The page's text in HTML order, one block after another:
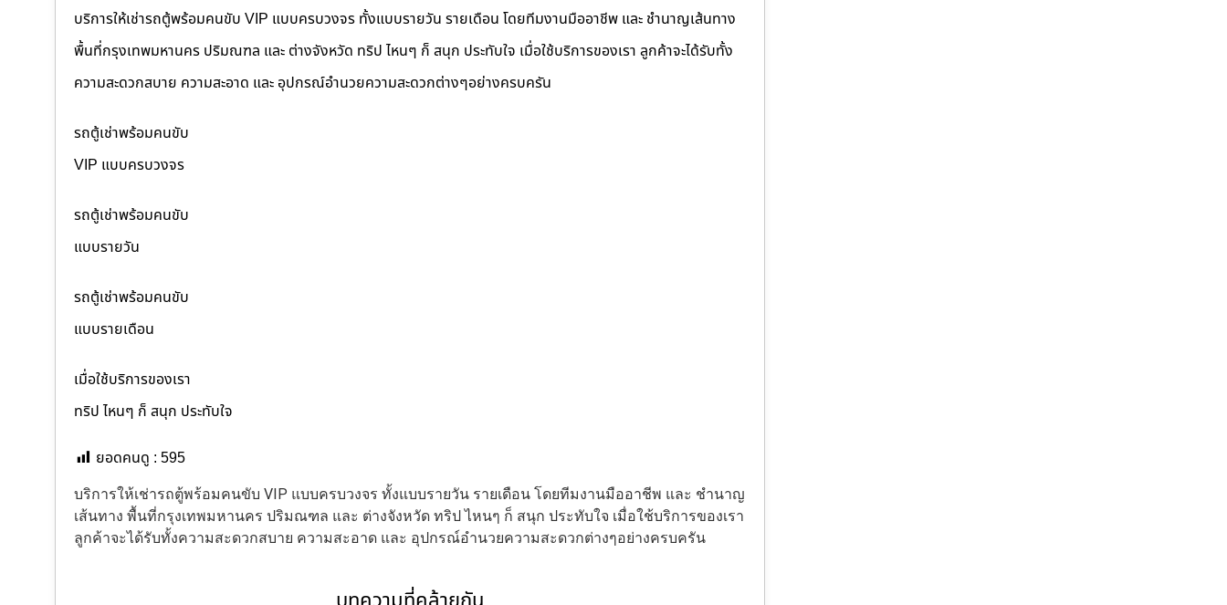
บริการให้เช่ารถตู้พร้อมคนขับ VIP แบบครบวงจร ทั้งแบบรายวัน รายเดือน โดยทีมงานมืออาชีพ และ ชำนาญเส้นทาง
พื้นที่กรุงเทพมหานคร ปริมณฑล และ ต่างจังหวัด ทริป ไหนๆ ก็ สนุก ประทับใจ เมื่อใช้บริการของเรา ลูกค้าจะได้รับทั้ง
ความสะดวกสบาย ความสะอาด และ อุปกรณ์อำนวยความสะดวกต่างๆอย่างครบครัน
รถตู้เช่าพร้อมคนขับ
VIP แบบครบวงจร
รถตู้เช่าพร้อมคนขับ
แบบรายวัน
รถตู้เช่าพร้อมคนขับ
แบบรายเดือน
เมื่อใช้บริการของเรา
ทริป ไหนๆ ก็ สนุก ประทับใจ
ยอดคนดู : 595
บริการให้เช่ารถตู้พร้อมคนขับ VIP แบบครบวงจร ทั้งแบบรายวัน รายเดือน โดยทีมงานมืออาชีพ และ ชำนาญ
เส้นทาง พื้นที่กรุงเทพมหานคร ปริมณฑล และ ต่างจังหวัด ทริป ไหนๆ ก็ สนุก ประทับใจ เมื่อใช้บริการของเรา
ลูกค้าจะได้รับทั้งความสะดวกสบาย ความสะอาด และ อุปกรณ์อำนวยความสะดวกต่างๆอย่างครบครัน